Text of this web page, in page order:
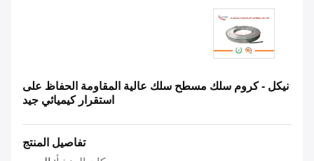
نيكل - كروم سلك مسطح سلك عالية المقاومة الحفاظ على
استقرار كيميائي جيد
تفاصيل المنتج